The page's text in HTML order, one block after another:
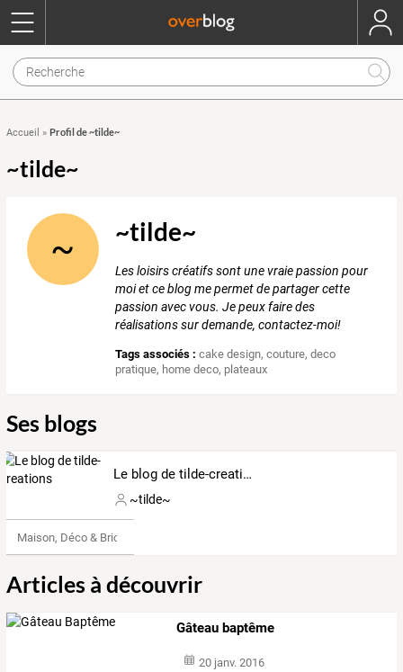
Accueil » Profil de ~tilde~
~tilde~
~ ~tilde~
Les loisirs créatifs sont une vraie passion pour
moi et ce blog me permet de partager cette
passion avec vous. Je peux faire des
réalisations sur demande, contactez-moi!
Tags associés : cake design,couture,deco
pratique, home deco, plateaux
Ses blogs
Le blog de tilde-creations
~tilde~
Maison, Déco & Bricolage
Articles à découvrir
Gâteau baptême
20 janv. 2016